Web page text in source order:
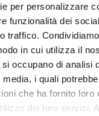
per personalizzare
funzionalità dei
traffico.
in cui utilizza il
occupano di analisi
i quali
che ha fornito loro
dei loro servizi.
out